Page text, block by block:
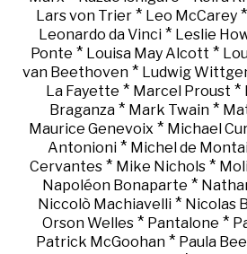
Lars von Trier* Leo McCarey*
Leonardo da Vinci * Leslie
Ponte * Louisa May Alcott *
van Beethoven * Ludwig
La Fayette * Marcel Proust *
Braganza* Mark Twain*
Maurice Genevoix * Michael
Antonioni* Michel de
Cervantes * Mike Nichols *
Napoléon Bonaparte *
Niccolò Machiavelli * Nicolas
Orson Welles* Pantalone *
Patrick McGoohan * Paula